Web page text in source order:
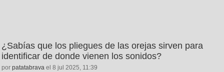
¿Sabías que los pliegues de las orejas sirven para
identificar de donde vienen los sonidos?
por patatabrava el 8 jul 2025, 11:39